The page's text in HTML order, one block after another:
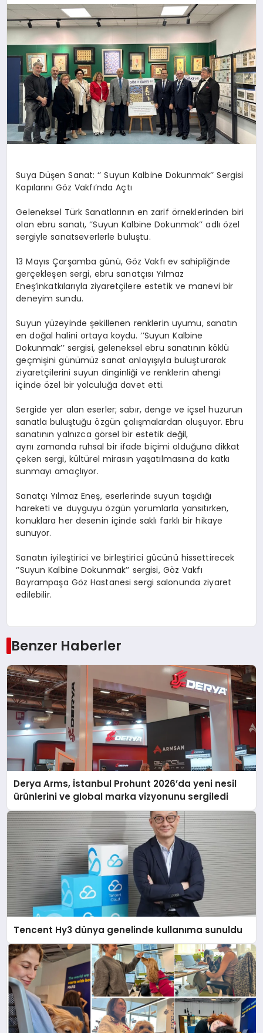
MAGAZIN
SAĞLIK
SIYASET
SPOR
Suya Düşen Sanat: ‘’ Suyun Kalbine Dokunmak’’ Sergisi
Kapılarını Göz Vakfı’nda Açtı
Geleneksel Türk Sanatlarının en zarif örneklerinden biri
olan ebru sanatı, ‘’Suyun Kalbine Dokunmak’’ adlı özel
sergiyle sanatseverlerle buluştu.
13 Mayıs Çarşamba günü, Göz Vakfı ev sahipliğinde
gerçekleşen sergi, ebru sanatçısı Yılmaz
Eneş’inkatkılarıyla ziyaretçilere estetik ve manevi bir
deneyim sundu.
Suyun yüzeyinde şekillenen renklerin uyumu, sanatın
en doğal halini ortaya koydu. ‘’Suyun Kalbine
Dokunmak’’ sergisi, geleneksel ebru sanatının köklü
geçmişini günümüz sanat anlayışıyla buluşturarak
ziyaretçilerini suyun dinginliği ve renklerin ahengi
içinde özel bir yolculuğa davet etti.
Sergide yer alan eserler; sabır, denge ve içsel huzurun
sanatla buluştuğu özgün çalışmalardan oluşuyor. Ebru
sanatının yalnızca görsel bir estetik değil,
aynı zamanda ruhsal bir ifade biçimi olduğuna dikkat
çeken sergi, kültürel mirasın yaşatılmasına da katkı
sunmayı amaçlıyor.
Sanatçı Yılmaz Eneş, eserlerinde suyun taşıdığı
hareketi ve duyguyu özgün yorumlarla yansıtırken,
konuklara her desenin içinde saklı farklı birhikaye
sunuyor.
Sanatın iyileştirici ve birleştirici gücünü hissettirecek
‘’Suyun Kalbine Dokunmak’’ sergisi, Göz Vakfı
Bayrampaşa Göz Hastanesi sergi salonunda ziyaret
edilebilir.
Benzer Haberler
Derya Arms, İstanbul Prohunt 2026’da yeni nesil
ürünlerini ve global marka vizyonunu sergiledi
Tencent Hy3 dünya genelinde kullanıma sunuldu